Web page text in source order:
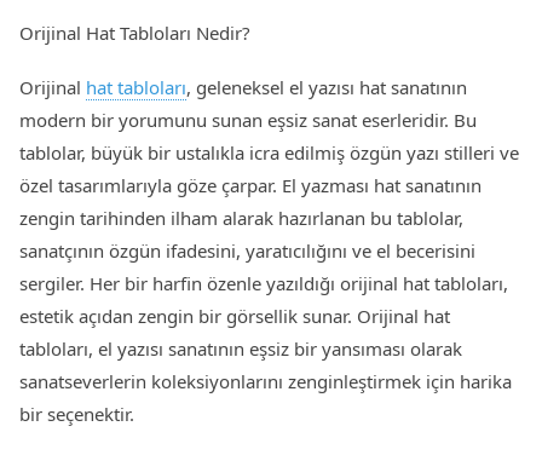
Orijinal Hat Tabloları Nedir?
Orijinal hat tabloları, geleneksel el yazısı hat sanatının
modern bir yorumunu sunan eşsiz sanat eserleridir. Bu
tablolar, büyük bir ustalıkla icra edilmiş özgün yazı stilleri ve
özel tasarımlarıyla göze çarpar. El yazması hat sanatının
zengin tarihinden ilham alarak hazırlanan bu tablolar,
sanatçının özgün ifadesini, yaratıcılığını ve el becerisini
sergiler. Her bir harfin özenle yazıldığı orijinal hat tabloları,
estetik açıdan zengin bir görsellik sunar. Orijinal hat
tabloları, el yazısı sanatının eşsiz bir yansıması olarak
sanatseverlerin koleksiyonlarını zenginleştirmek için harika
bir seçenektir.